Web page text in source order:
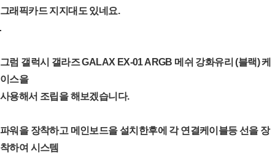
그래픽카드 지지대도 있네요.
그럼 갤럭시 갤라즈 GALAX EX-01 ARGB 메쉬 강화유리 (블랙) 케
이스을
사용해서 조립을 해보겠습니다.
파워을 장착하고 메인보드을 설치한후에 각 연결케이블등 선을 장
착하여 시스템